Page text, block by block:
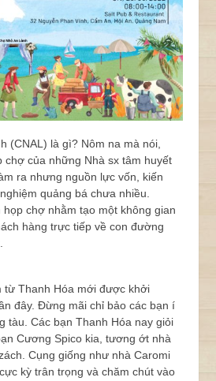
(CNAL) là gì? Nôm na mà nói,
chợ của những Nhà sx tâm huyết
ra nhưng nguồn lực vốn, kiến
quảng bá chưa nhiều.
chợ nhằm tạo một không gian
hàng trực tiếp về con đường
từ Thanh Hóa mới được khởi
đây. Đừng mãi chỉ bảo các bạn í
tàu. Các bạn Thanh Hóa nay giỏi
Cương Spico kia, tương ớt nhà
Cụng giống như nhà Caromi
kỳ trân trọng và chăm chút vào